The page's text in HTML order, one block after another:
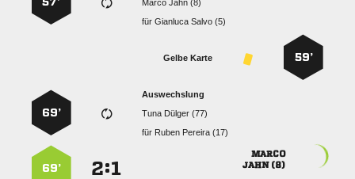
  
für  
59’
Gelbe Karte
Auswechslung
  
für   
69’

 
:
69’